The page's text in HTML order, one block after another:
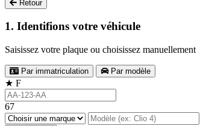
Retour
1. Identifions votre véhicule
Saisissez votre plaque ou choisissez manuellement
Par immatriculation Par modèle
★ F
67